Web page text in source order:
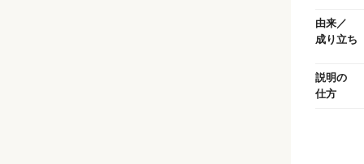
由来／
成り立ち
説明の
仕方